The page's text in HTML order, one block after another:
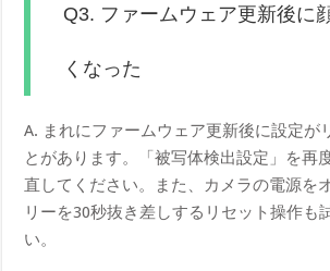
Q3. ファームウェア更新後に
くなった
A. まれにファームウェア更新後に設定が
とがあります。「被写体検出設定」を再
直してください。また、カメラの電源を
リーを30秒抜き差しするリセット操作も
い。